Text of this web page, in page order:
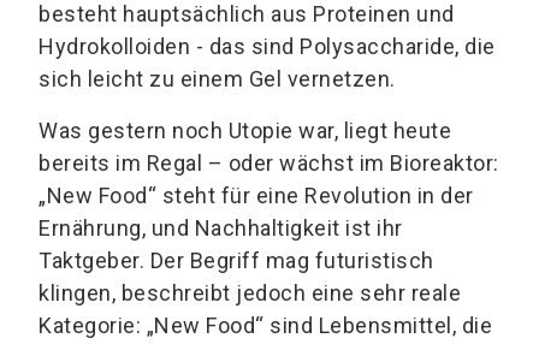
besteht hauptsächlich aus Proteinen und
Hydrokolloiden - das sind Polysaccharide, die
sich leicht zu einem Gel vernetzen.
Was gestern noch Utopie war, liegt heute
bereits im Regal – oder wächst im Bioreaktor:
„New Food“ steht für eine Revolution in der
Ernährung, und Nachhaltigkeit ist ihr
Taktgeber. Der Begriff mag futuristisch
klingen, beschreibt jedoch eine sehr reale
Kategorie: „New Food“ sind Lebensmittel, die